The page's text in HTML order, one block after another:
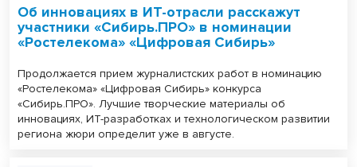
Об инновациях в ИТ-отрасли расскажут
участники «Сибирь.ПРО» в номинации
«Ростелекома» «Цифровая Сибирь»
Продолжается прием журналистских работ в номинацию
«Ростелекома» «Цифровая Сибирь» конкурса
«Сибирь.ПРО». Лучшие творческие материалы об
инновациях, ИТ-разработках и технологическом развитии
региона жюри определит уже в августе.